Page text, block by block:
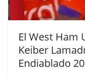
El West Ham
Keiber
Endiablado